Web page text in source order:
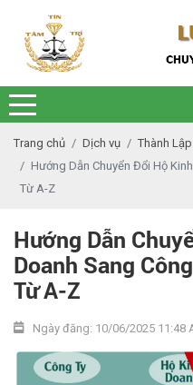
Trang chủ Dịch vụ Thành
Hướng Dẫn Chuyển Đổi Hộ
Từ A-Z
Hướng Dẫn
Doanh Sang
Từ A-Z
Ngày đăng: 10/06/2025 11:48